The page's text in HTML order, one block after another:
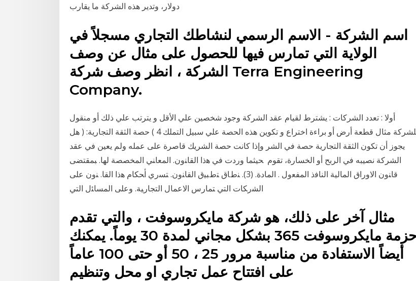
دولار، وتدير هذه الشركة ما يقارب
اسم الشركة - الاسم الرسمي لنشاطك التجاري مسجلاً في
الولاية التي تمارس فيها للحصول على مثال عن وصف
الشركة ، انظر وصف شركة Terra Engineering
Company.
أولا : تعدد الشركات : يشترط لقيام عقد الشركة وجود شخصين علي الأقل و يترتب علي ذلك أو منقول
للشركة مثال قطعة أرض أو براءة اختراع و تكوين هذه الحصة علي سبيل التملك 4 ) حصة الثقة التجارية: ( هل
يجوز أن تكون الثقة التجارية حصة في الشر وإذا كانت حصة الشريك قاصرة على عمله ولم يعين في عقد
الشركة نصيبه في الربح أو الخسارة، تقوم ﺤﻴﺜﻤﺎ ﻭﺭﺩﺕ ﻓﻲ ﻫﺫﺍ ﺍﻟﻘﺎﻨﻭﻥ. ﺍﻟﻤﻌﺎﻨﻲ ﺍﻟﻤﺨﺼﺼﺔ ﻟﻬﺎ. ﺒﻤﻘﺘﻀﻰ
ﻗﺎﻨﻭﻥ ﺍﻻﻭﺭﺍﻕ ﺍﻟﻤﺎﻟﻴﺔ ﺍﻟﻨﺎﻓﺫ ﺍﻟﻤﻔﻌﻭل . ﺍﻟﻤﺎﺩﺓ. (3). ﻨﻁﺎﻕ ﺘﻁﺒﻴﻕ ﺍﻟﻘﺎﻨﻭﻥ. ﺘﺴﺭﻱ ﺃﺤﻜﺎﻡ ﻫﺫﺍ ﺍﻟﻘﺎ. ﻨﻭﻥ ﻋﻠﻰ
مثال آخر على ذلك، هو شركة مايكروسوفت ، والتي تقدم
حزمة مايكروسوفت 365 بشكل مجاني لمدة 30 يوماً. يمكنك
أيضاً الاستفادة من مناسبة مرور 25 ، 50 أو حتى 100 عاماً
على افتتاح عمل تجاري او محل وتنظيم